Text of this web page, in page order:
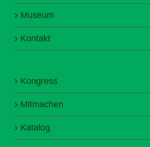
Museum
Kontakt
Kongress
Mitmachen
Katalog